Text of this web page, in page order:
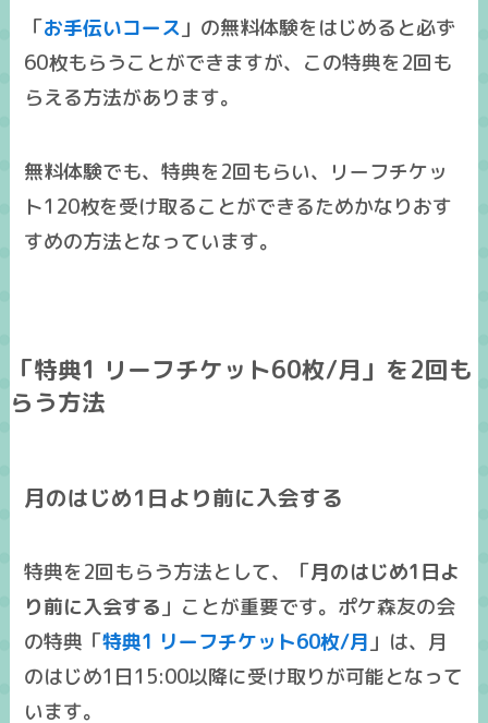
「お手伝いコース 」の無料体験をはじめると必ず
60枚もらうことができますが、この特典を2回も
らえる方法があります。
無料体験でも、特典を2回もらい、 リーフチケッ
ト120枚を受け取ることができるためかなりおす
すめの方法となっています。
「特典1 リーフチケット60枚/月」を2回も
らう方法
月のはじめ1日より前に入会する
特典を2回もらう方法として、「月のはじめ1日よ
り前に入会する」ことが重要です。ポケ森友の会
の特典「特典1 リーフチケット60枚/月」は、月
のはじめ1日15:00以降に受け取りが可能となって
います。